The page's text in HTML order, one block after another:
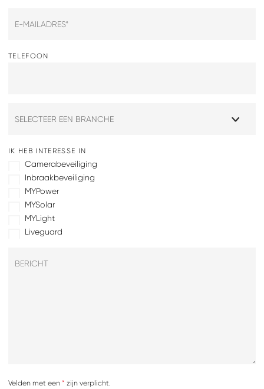
TELEFOON
IK HEB INTERESSE IN
Camerabeveiliging
Inbraakbeveiliging
MYPower
MYSolar
MYLight
Liveguard
Velden met een * zijn verplicht.